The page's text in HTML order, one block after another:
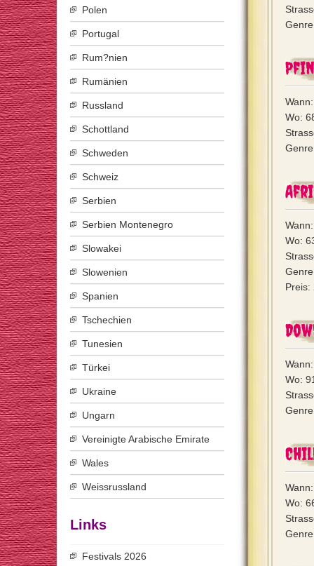
Wo:
Wo:
Preis:
Wo:
Wo:
Polen
Portugal
Rum?nien
Rumänien
Russland
Schottland
Schweden
Schweiz
Serbien
Serbien Montenegro
Slowakei
Slowenien
Spanien
Tschechien
Tunesien
Türkei
Ukraine
Ungarn
Vereinigte Arabische Emirate
Wales
Weissrussland
Links
Festivals 2026